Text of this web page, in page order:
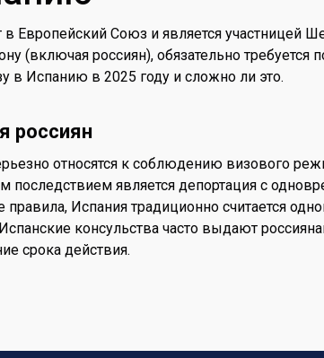
Европейский Союз и является участницей
(включая россиян), обязательно
в Испанию в 2025 году и сложно ли это.
россиян
относятся к соблюдению визового
является депортация с
правила, Испания традиционно считается
консульства часто выдают
срока действия.